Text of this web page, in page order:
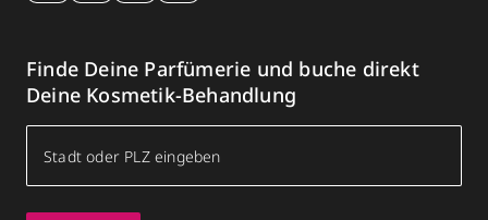
Finde Deine Parfümerie und buche direkt
Deine Kosmetik-Behandlung